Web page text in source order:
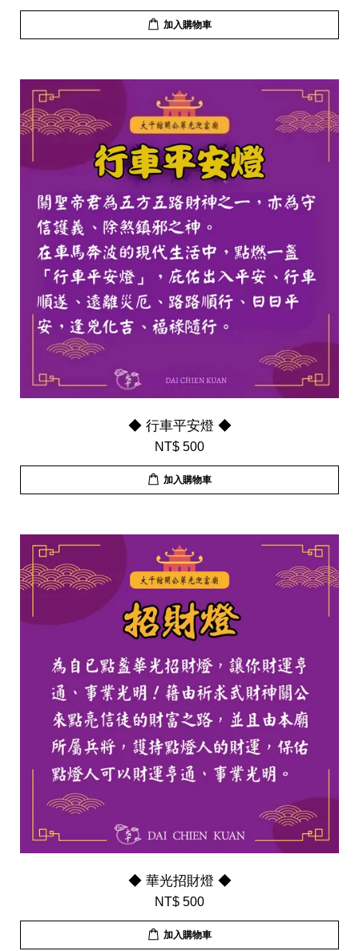
加入購物車
◆ 行車平安燈 ◆
NT$ 500
加入購物車
◆ 華光招財燈 ◆
NT$ 500
加入購物車